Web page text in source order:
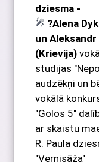
dziesma -
?Alena
un Aleksandr
(Krievija)
studijas
audzēkņi un
vokālā
"Golos 5"
ar skaistu
R. Paula
"Vernisāža"